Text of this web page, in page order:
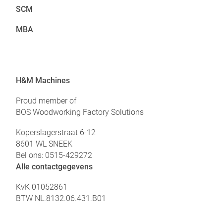
Zoeken
SCM
MBA
H&M Machines
Proud member of
BOS Woodworking Factory Solutions
Koperslagerstraat 6-12
8601 WL SNEEK
Bel ons: 0515-429272
Alle contactgegevens
KvK 01052861
BTW NL.8132.06.431.B01